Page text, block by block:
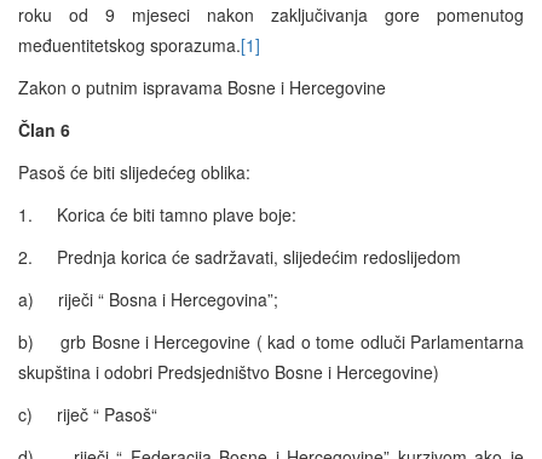
roku od 9 mjeseci nakon zaključivanja gore pomenutog
međuentitetskog sporazuma.[1]
Zakon o putnim ispravama Bosne i Hercegovine
Član 6
Pasoš će biti slijedećeg oblika:
1. Korica će biti tamno plave boje:
2. Prednja korica će sadržavati, slijedećim redoslijedom
a) riječi “ Bosna i Hercegovina”;
b) grb Bosne i Hercegovine ( kad o tome odluči Parlamentarna
skupština i odobri Predsjedništvo Bosne i Hercegovine)
c) riječ “ Pasoš“